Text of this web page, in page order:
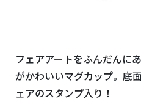
フェアアートをふんだんに
がかわいいマグカップ。 底
ェアのスタンプ入り！